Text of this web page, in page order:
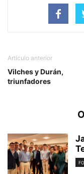
Artículo anterior
Vilches y Durán,
triunfadores